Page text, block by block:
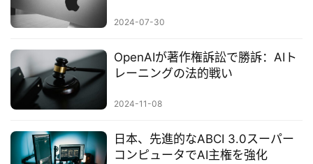
ード
2024-07-30
OpenAIが著作権訴訟で勝訴：AIト
レーニングの法的戦い
2024-11-08
日本、先進的なABCI 3.0スーパー
コンピュータでAI主権を強化